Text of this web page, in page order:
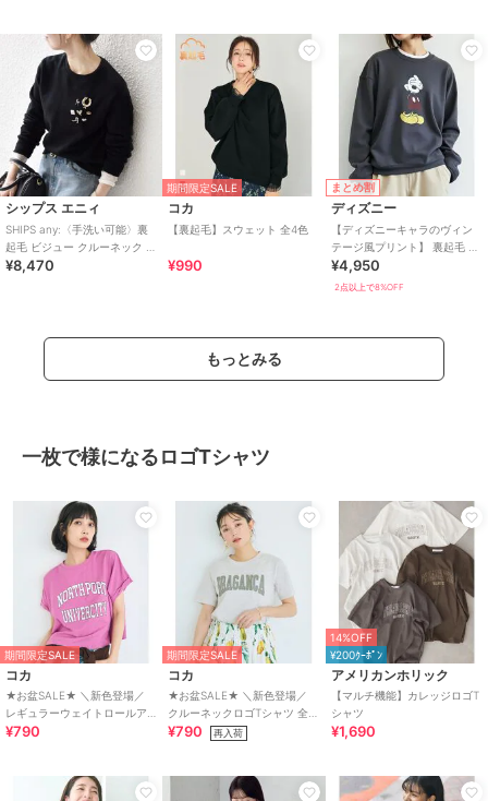
シップス エニィ
SHIPS any:〈手洗い可能〉裏
起毛 ビジュー クルーネック コ
ンパクト プルオーバー
¥8,470
期間限定SALE
コカ
【裏起毛】スウェット 全4色
¥990
まとめ割
ディズニー
【ディズニーキャラのヴィン
テージ風プリント】 裏起毛 ス
ウェット トレーナー キャラク
ター
¥4,950
2点以上で8%OFF
もっとみる
一枚で様になるロゴTシャツ
期間限定SALE
コカ
★お盆SALE★ ＼新色登場／
レギュラーウェイトロールア
ップロゴTシャツ 全10色
¥790
期間限定SALE
コカ
★お盆SALE★ ＼新色登場／
クルーネックロゴTシャツ 全4
色
¥790 再入荷
14%OFF
¥200ｸｰﾎﾟﾝ
アメリカンホリック
【マルチ機能】カレッジロゴT
シャツ
¥1,690